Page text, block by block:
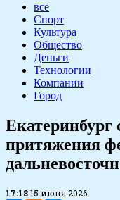
все
Спорт
Культура
Общество
Деньги
Технологии
Компании
Город
Екатеринбург
притяжения
17:1815 июня 2026